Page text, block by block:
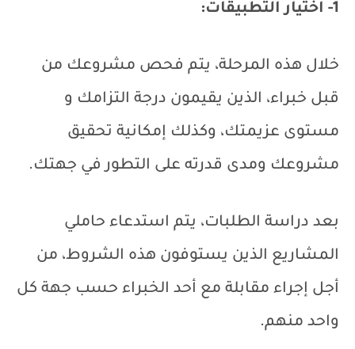
1- اختيار التطبيقات:
خلال هذه المرحلة، يتم فحص مشروعك من
قبل خبراء، الذين يقيمون درجة التزامك و
مستوى عزيمتك، وكذلك إمكانية تحقيق
مشروعك ومدى قدرته على التطور في جهتك.
بعد دراسة الطلبات، يتم استدعاء حاملي
المشاريع الذين يستوفون هذه الشروط، من
أجل إجراء مقابلة مع أحد الخبراء حسب جهة كل
واحد منهم.